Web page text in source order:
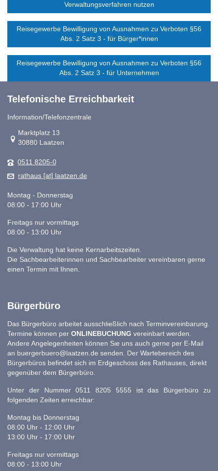
Verwaltungsverfahren nutzen
Reisegewerbe Bewilligung von Ausnahmen zu Verboten §56
Abs. 2 Satz 3 - für Bürger*innen
Reisegewerbe Bewilligung von Ausnahmen zu Verboten §56
Abs. 2 Satz 3 - für Unternehmen
Telefonische Erreichbarkeit
Information/Telefonzentrale
Link zur Google-Maps Navigation
Marktplatz 13
30880 Laatzen
0511 8205-0
rathaus [at] laatzen.de
Montag - Donnerstag
08:00 - 17:00 Uhr
Freitags nur vormittags
08:00 - 13:00 Uhr
Die Verwaltung hat keine Kernarbeitszeiten.
Die Sachbearbeiterinnen und Sachbearbeiter vereinbaren gerne
einen Termin mit Ihnen.
Bürgerbüro
Das Bürgerbüro arbeitet ausschließlich nach Terminvereinbarung.
Termine können per ONLINEBUCHUNG vereinbart werden.
Andere Angelegenheiten können Sie uns auch gerne per E-Mail
an buergerbuero@laatzen.de senden. Der Wartebereich des
Bürgerbüros befindet sich im Erdgeschoss des Rathauses, direkt
gegenüber dem Bürgerbüro.
Unter der Nummer 0511 8205 5555 ist das Bürgerbüro zu
folgenden Zeiten erreichbar:
Montag bis Donnerstag
08:00 Uhr - 12:00 Uhr
13:00 Uhr - 17:00 Uhr
Freitags nur vormittags
08:00 - 13:00 Uhr